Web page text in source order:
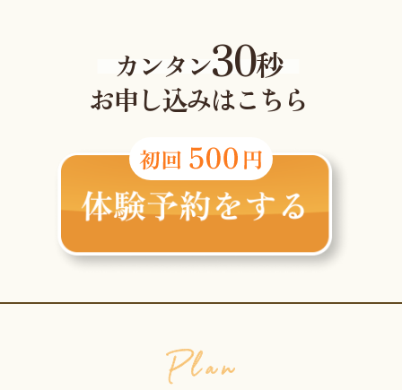
カンタン30秒
お申し込みはこちら